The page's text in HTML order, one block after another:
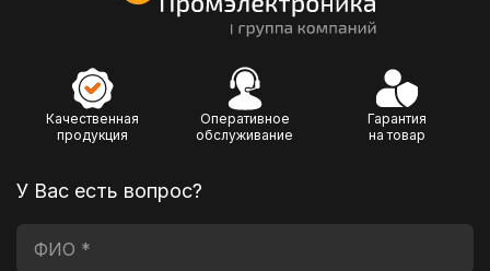
Качественная
продукция
Оперативное
обслуживание
Гарантия
на товар
У Вас есть вопрос?